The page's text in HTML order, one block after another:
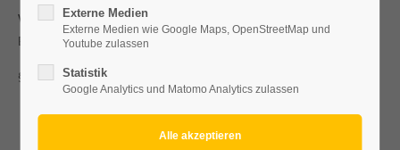
Anmelden
Register|Lost your password?
Support
Lorem ipsum dolor sit amet:
Wir bieten neben Unterkunft und Verpflegung pädagogische
Begleitung nach
§§ 45 und 13 Abs.3 SGB VIII mit folgenden Angeboten:
Freizeitpädagogik
Begleitung bei auftretenden Lebensfragen und Problemen
Externe Medien
Externe Medien wie Google Maps, OpenStreetMap und
Youtube zulassen
Statistik
Google Analytics und Matomo Analytics zulassen